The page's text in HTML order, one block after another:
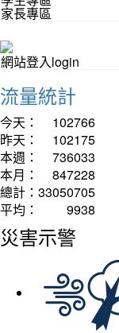
家長專區
網站登入login
流量統計
今天：
102766
昨天：
102175
本週：
736033
本月：
847228
總計： 33050705
平均：
9938
災害示警